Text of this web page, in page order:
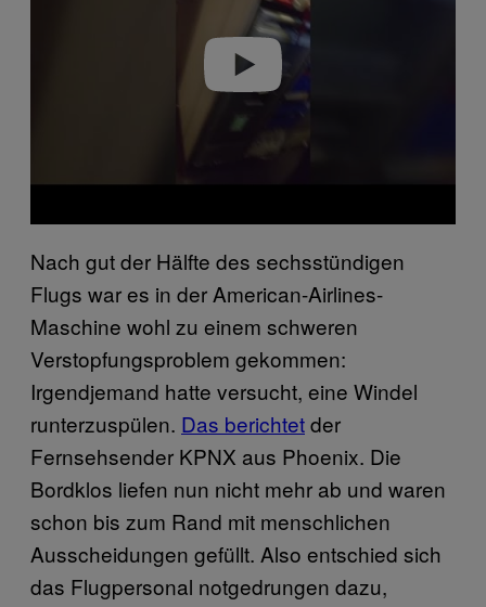
Nach gut der Hälfte des sechsstündigen
Flugs war es in der American-Airlines-
Maschine wohl zu einem schweren
Verstopfungsproblem gekommen:
Irgendjemand hatte versucht, eine Windel
runterzuspülen. Das berichtetder
Fernsehsender KPNX aus Phoenix. Die
Bordklos liefen nun nicht mehr ab und waren
schon bis zum Rand mit menschlichen
Ausscheidungen gefüllt. Also entschied sich
das Flugpersonal notgedrungen dazu,